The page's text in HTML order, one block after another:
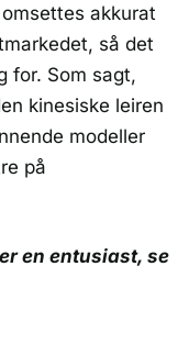
akkurat
så det
for. Som sagt,
kinesiske leiren
modeller
på
en entusiast, se